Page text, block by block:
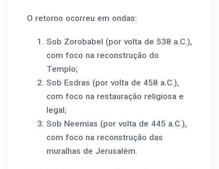
O retorno ocorreu em ondas:
Sob Zorobabel (por volta de 538 a.C.),
com foco na reconstrução do
Templo;
Sob Esdras (por volta de 458 a.C.),
com foco na restauração religiosa e
legal;
Sob Neemias (por volta de 445 a.C.),
com foco na reconstrução das
muralhas de Jerusalém.